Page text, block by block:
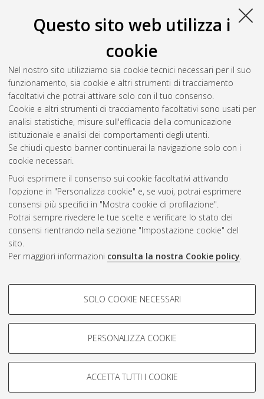
Questo sito web utilizza i
cookie
Nel nostro sito utilizziamo sia cookie tecnici necessari per il suo
funzionamento, sia cookie e altri strumenti di tracciamento
facoltativi che potrai attivare solo con il tuo consenso.
Cookie e altri strumenti di tracciamento facoltativi sono usati per
analisi statistiche, misure sull'efficacia della comunicazione
istituzionale e analisi dei comportamenti degli utenti.
Se chiudi questo banner continuerai la navigazione solo con i
cookie necessari.
Puoi esprimere il consenso sui cookie facoltativi attivando
l'opzione in "Personalizza cookie" e, se vuoi, potrai esprimere
consensi più specifici in "Mostra cookie di profilazione".
Potrai sempre rivedere le tue scelte e verificare lo stato dei
consensi rientrando nella sezione "Impostazione cookie" del
sito.
Per maggiori informazioni consulta la nostra Cookie policy.
COOKIE DI PROFILAZIONE -
Si tratta di cookie utilizzati per analizzare le caratteristiche della
navigazione degli utenti, creare profili in base al loro comportamento
Mostra cookie di profilazione
COOKIE TECNICI - NECESSARI
SOLO COOKIE NECESSARI
PERSONALIZZA COOKIE
ACCETTA TUTTI I COOKIE
Acrobat Reader
Download (4MB)
Abstract
Altri metadati
Gestione del documento:
Atom
Rss 1.0
Rss 2.0
ISSN: 2038-7946
Impostazioni Cookie
Informativa sulla privacy
Condizioni d’uso del sito